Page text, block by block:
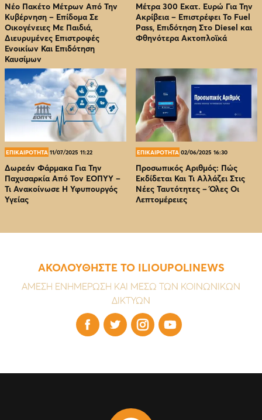
Νέο Πακέτο Μέτρων Από Την
Κυβέρνηση – Επίδομα Σε
Οικογένειες Με Παιδιά,
Διευρυμένες Επιστροφές
Ενοικίων Και Επιδότηση
Καυσίμων
Μέτρα 300 Εκατ. Ευρώ Για Την
Ακρίβεια – Επιστρέφει Το Fuel
Pass, Επιδότηση Στο Diesel και
Φθηνότερα Ακτοπλοϊκά
ΕΠΙΚΑΙΡΟΤΗΤΑ 11/07/2025 11:22
Δωρεάν Φάρμακα Για Την
Παχυσαρκία Από Τον EOΠΥΥ –
Τι Ανακοίνωσε Η Υφυπουργός
Υγείας
ΕΠΙΚΑΙΡΟΤΗΤΑ 02/06/2025 16:30
Προσωπικός Αριθμός: Πώς
Εκδίδεται Και Τι Αλλάζει Στις
Νέες Ταυτότητες – Όλες Οι
Λεπτομέρειες
ΑΚΟΛΟΥΘΗΣΤΕ ΤΟ ILIOUPOLINEWS
ΑΜΕΣΗ ΕΝΗΜΕΡΩΣΗ ΚΑΙ ΜΕΣΩ ΤΩΝ ΚΟΙΝΩΝΙΚΩΝ
ΔΙΚΤΥΩΝ
   